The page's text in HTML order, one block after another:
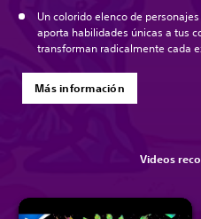
Un colorido elenco de
aporta habilidades únicas a tus
transforman radicalmente cada
Más información
Videos